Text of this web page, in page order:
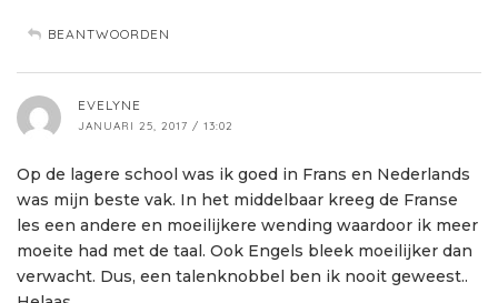
BEANTWOORDEN
EVELYNE
JANUARI 25, 2017 / 13:02
Op de lagere school was ik goed in Frans en Nederlands
was mijn beste vak. In het middelbaar kreeg de Franse
les een andere en moeilijkere wending waardoor ik meer
moeite had met de taal. Ook Engels bleek moeilijker dan
verwacht. Dus, een talenknobbel ben ik nooit geweest..